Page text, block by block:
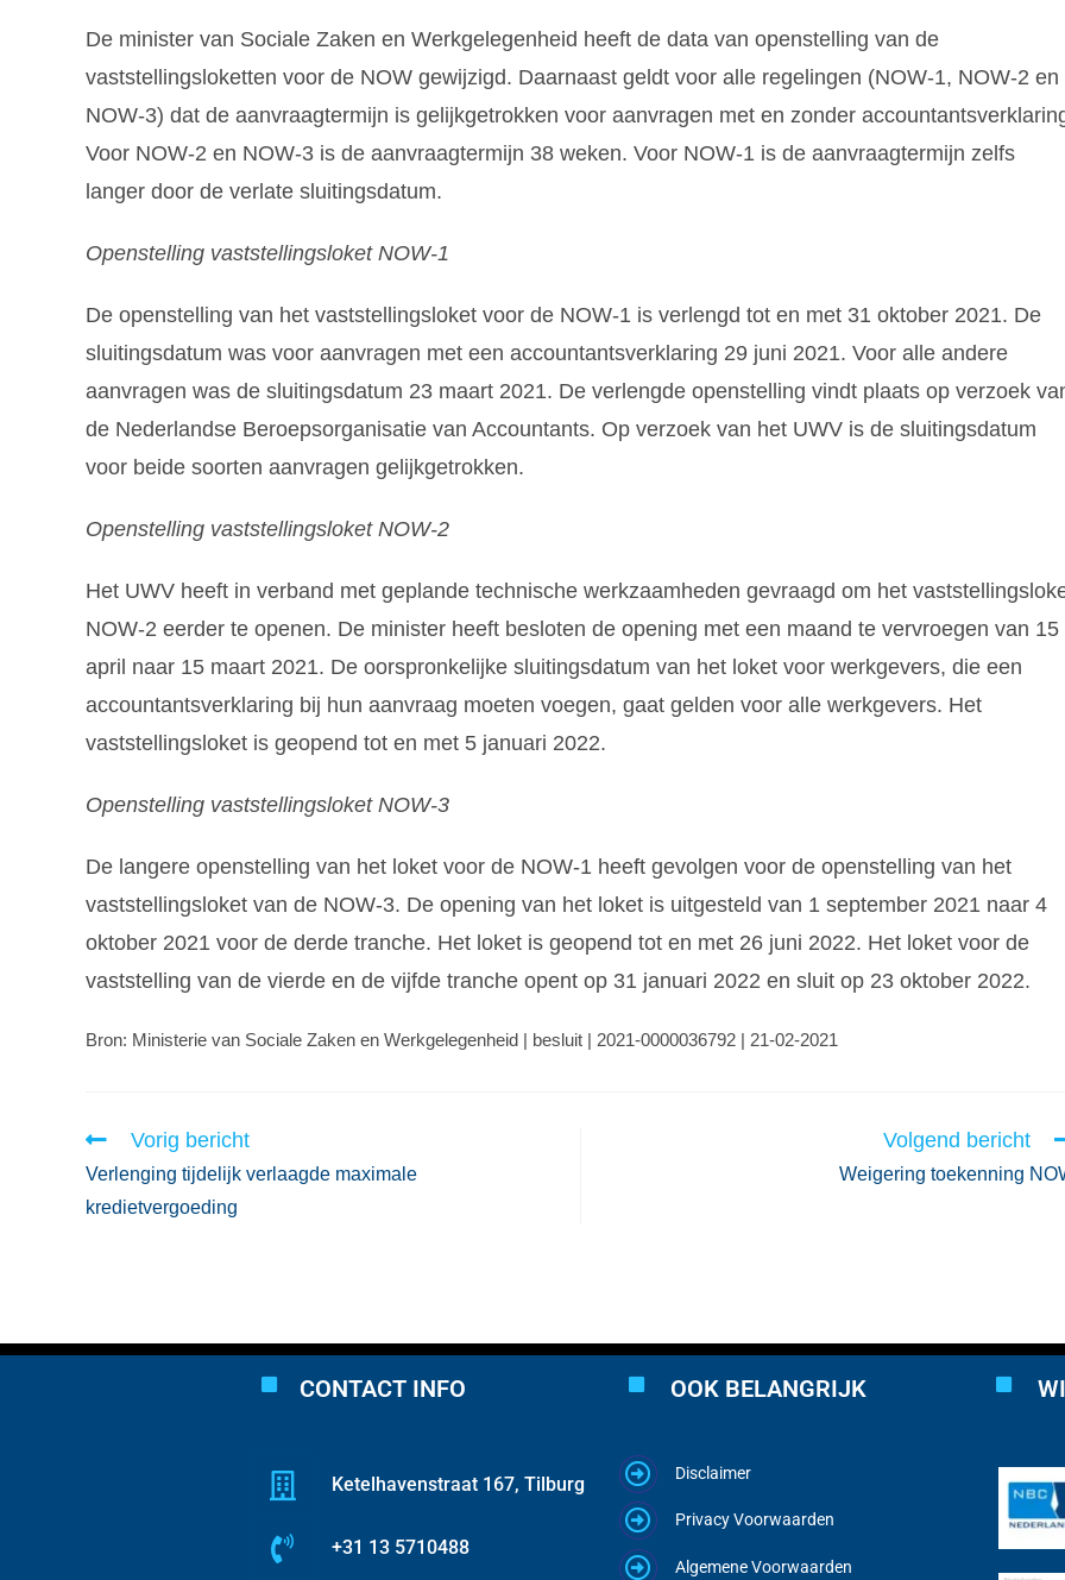
De minister van Sociale Zaken en Werkgelegenheid heeft de data van openstelling van de
vaststellingsloketten voor de NOW gewijzigd. Daarnaast geldt voor alle regelingen (NOW-1, NOW-2 en
NOW-3) dat de aanvraagtermijn is gelijkgetrokken voor aanvragen met en zonder
Voor NOW-2 en NOW-3 is de aanvraagtermijn 38 weken. Voor NOW-1 is de aanvraagtermijn zelfs
langer door de verlate sluitingsdatum.
Openstelling vaststellingsloket NOW-1
De openstelling van het vaststellingsloket voor de NOW-1 is verlengd tot en met 31 oktober 2021. De
sluitingsdatum was voor aanvragen met een accountantsverklaring 29 juni 2021. Voor alle andere
aanvragen was de sluitingsdatum 23 maart 2021. De verlengde openstelling vindt plaats op verzoek
de Nederlandse Beroepsorganisatie van Accountants. Op verzoek van het UWV is de sluitingsdatum
voor beide soorten aanvragen gelijkgetrokken.
Openstelling vaststellingsloket NOW-2
Het UWV heeft in verband met geplande technische werkzaamheden gevraagd om het
NOW-2 eerder te openen. De minister heeft besloten de opening met een maand te vervroegen van 15
april naar 15 maart 2021. De oorspronkelijke sluitingsdatum van het loket voor werkgevers, die een
accountantsverklaring bij hun aanvraag moeten voegen, gaat gelden voor alle werkgevers. Het
vaststellingsloket is geopend tot en met 5 januari 2022.
Openstelling vaststellingsloket NOW-3
De langere openstelling van het loket voor de NOW-1 heeft gevolgen voor de openstelling van het
vaststellingsloket van de NOW-3. De opening van het loket is uitgesteld van 1 september 2021 naar 4
oktober 2021 voor de derde tranche. Het loket is geopend tot en met 26 juni 2022. Het loket voor de
vaststelling van de vierde en de vijfde tranche opent op 31 januari 2022 en sluit op 23 oktober 2022.
Bron: Ministerie van Sociale Zaken en Werkgelegenheid | besluit | 2021-0000036792 | 21-02-2021
Vorig bericht
Verlenging tijdelijk verlaagde maximale
kredietvergoeding
Volgend bericht
Weigering toekenning
CONTACT INFO
Ketelhavenstraat 167, Tilburg
+31 13 5710488
OOK BELANGRIJK
Disclaimer
Privacy Voorwaarden
Algemene Voorwaarden